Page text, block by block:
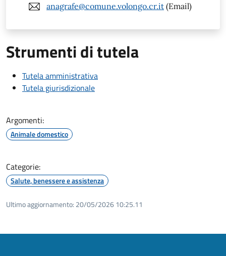
anagrafe@comune.volongo.cr.it (Email)
Strumenti di tutela
Tutela amministrativa
Tutela giurisdizionale
Argomenti:
Animale domestico
Categorie:
Salute, benessere e assistenza
Ultimo aggiornamento: 20/05/2026 10:25.11